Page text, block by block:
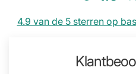
4.9 van de 5 sterren op